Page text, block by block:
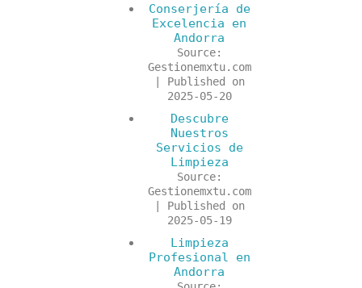
Conserjería de
Excelencia en
Andorra
Source:
Gestionemxtu.com
Published on
2025-05-20
Descubre
Nuestros
Servicios de
Limpieza
Source:
Gestionemxtu.com
Published on
2025-05-19
Limpieza
Profesional en
Andorra